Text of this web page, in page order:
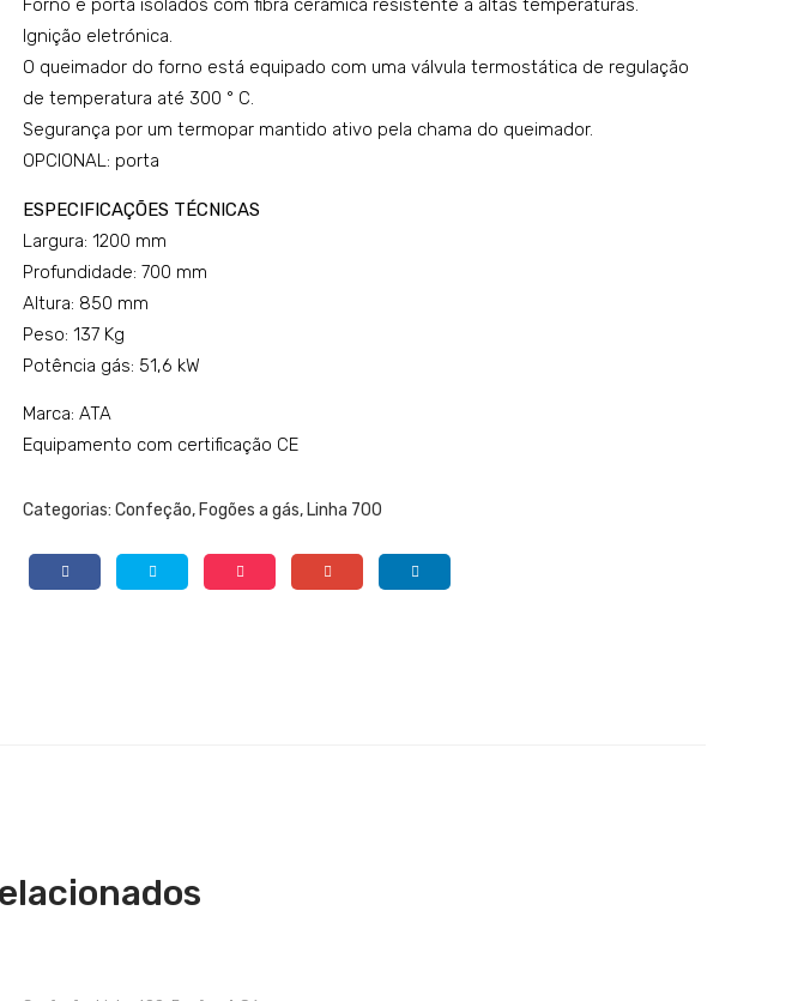
CU
CU
Ignição eletrónica.
O queimador do forno está equipado com uma válvula termostática de regulação
de temperatura até 300 ° C.
Segurança por um termopar mantido ativo pela chama do queimador.
OPCIONAL: porta
ESPECIFICAÇÕES TÉCNICAS
Largura: 1200 mm
Profundidade: 700 mm
Altura: 850 mm
Peso: 137 Kg
Potência gás: 51,6 kW
Marca: ATA
Equipamento com certificação CE
Categorias: Confeção,Fogões a gás,Linha 700